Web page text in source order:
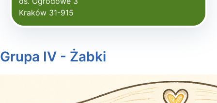
Kraków 31-915
Grupa IV - Żabki